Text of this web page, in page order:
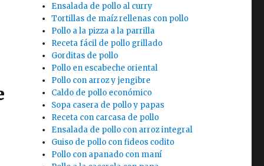
Ensalada de pollo al curry
Tortillas de maíz rellenas con pollo
Pollo a la pizza a la parrilla
Receta fácil de pollo grillado
Gorditas de pollo
Pollo en escabeche oriental
Pollo con arroz y jengibre
Caldo de pollo económico
Sopa casera de pollo y papas
Receta con carcasa de pollo
Ensalada de pollo con arroz integral
Guiso de pollo con fideos codito
Pollo con apanado con maní